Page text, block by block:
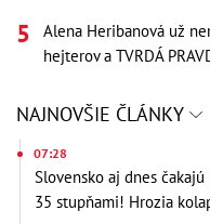
Alena Heribanová už
hejterov a TVRDÁ
NAJNOVŠIE ČLÁNKY
07:28
Slovensko aj dnes
35 stupňami! Hrozia